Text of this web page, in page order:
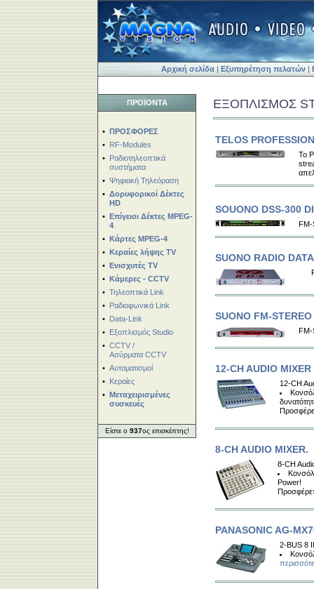
Αρχική σελίδα | Εξυπηρέτηση πελατών |
ΠΡΟΪΟΝΤΑ
• ΠΡΟΣΦΟΡΕΣ
• RF-Modules
• Ραδιοτηλεοπτικά
συστήματα
• Ψηφιακή Τηλεόραση
• Δορυφορικοί Δέκτες
HD
• Επίγειοι Δέκτες MPEG-
4
• Κάρτες MPEG-4
• Κεραίες λήψης TV
• Ενισχυτές TV
• Κάμερες - CCTV
• Τηλεοπτικά Link
• Ραδιοφωνικά Link
• Data-Link
• Εξοπλισμός Studio
• CCTV /
Ασύρματα CCTV
• Αυτοματισμοί
• Κεραίες
• Μεταχειρισμένες
συσκευές
Είστε ο 937ος επισκέπτης!
ΕΞΟΠΛΙΣΜΟΣ
TELOS
Το
SOUONO DSS-300
FM-
SUONO RADIO
SUONO FM-
FM-
12-CH AUDIO
12-CH
8-CH AUDIO MIXER.
8-CH
Power!
PANASONIC AG-
2-BUS 8